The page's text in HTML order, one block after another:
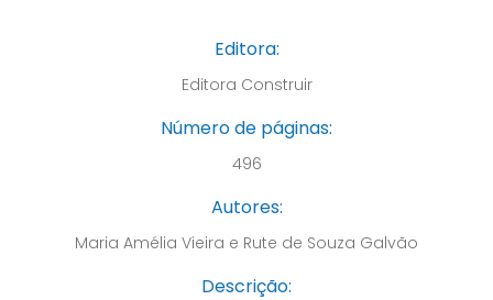
Editora:
Editora Construir
Número de páginas:
496
Autores:
Maria Amélia Vieira e Rute de Souza Galvão
Descrição: